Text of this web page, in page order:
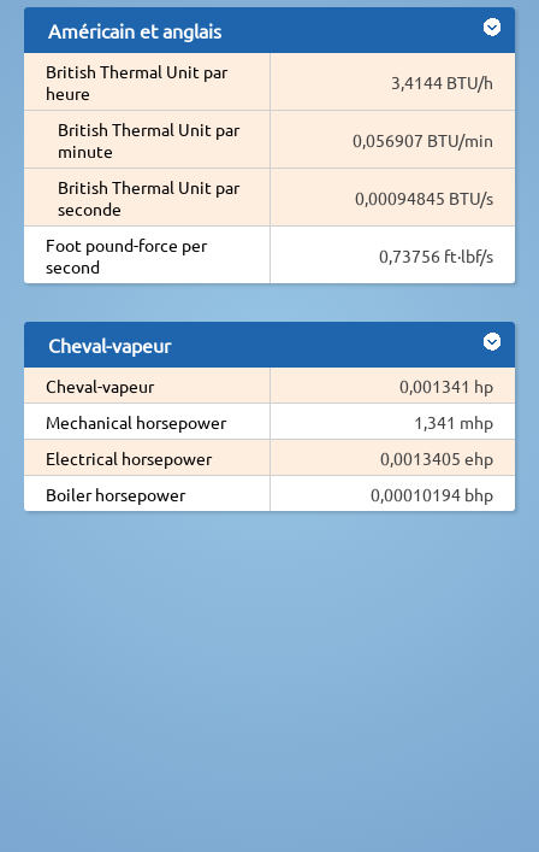
Américain et anglais
British Thermal Unit par
heure
3,4144 BTU/h
British Thermal Unit par
minute
0,056907 BTU/min
British Thermal Unit par
seconde
0,00094845 BTU/s
Foot pound-force per
second
0,73756 ft·lbf/s
Cheval-vapeur
Cheval-vapeur
0,001341 hp
Mechanical horsepower
1,341 mhp
Electrical horsepower
0,0013405 ehp
Boiler horsepower
0,00010194 bhp